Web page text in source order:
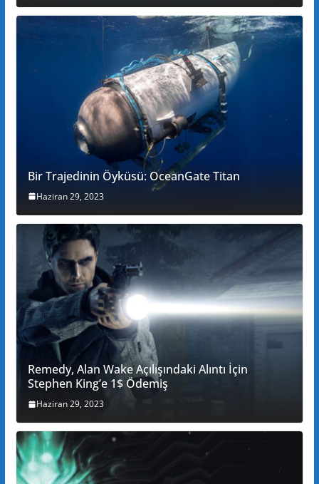
Bir Trajedinin Öyküsü: OceanGate Titan
Haziran 29, 2023
Remedy, Alan Wake Açılışındaki Alıntı İçin
Stephen King’e 1$ Ödemiş
Haziran 29, 2023